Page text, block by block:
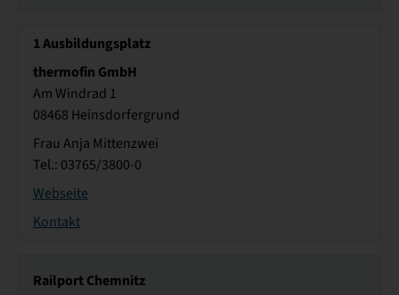
1Ausbildungsplatz
thermofin GmbH
Am Windrad 1
08468 Heinsdorfergrund
Frau Anja Mittenzwei
Tel.: 03765/3800-0
Webseite
Kontakt
Railport Chemnitz